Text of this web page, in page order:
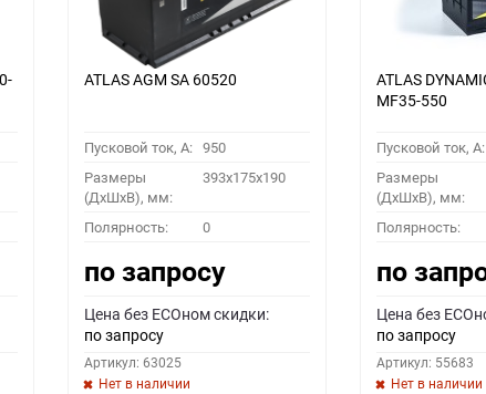
ATLAS AGM SA 60520
Пусковой ток, A: 950
Размеры
(ДхШхВ), мм:
393x175x190
Полярность: 0
по запросу
Цена без ECOном скидки:
по запросу
Артикул: 63025
Нет в наличии
ATLAS
MF35-550
Пусковой ток, A:
Размеры
(ДхШхВ), мм:
Полярность:
по
Цена без
по запросу
Артикул: 55683
Нет в наличии